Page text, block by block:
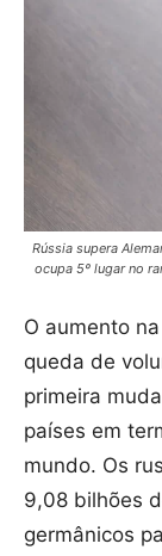
Rússia supera
ocupa 5º lugar no
O aumento
queda de
primeira
países em
mundo. Os
9,08 bilhões
germânicos